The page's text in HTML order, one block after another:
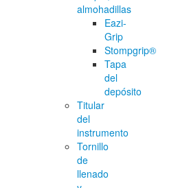
almohadillas
Eazi-
Grip
Stompgrip®
Tapa
del
depósito
Titular
del
instrumento
Tornillo
de
llenado